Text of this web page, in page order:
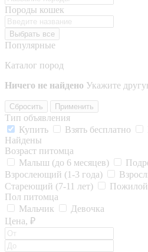
Породы кошек
Выбрать все
Популярные
Каталог пород
Ничего не найдено Укажите
Сбросить Применить
Тип объявления
Купить
Взять бесплатно
Найдены
Возраст питомца
Малыш (до 6 месяцев)
Взрослеющий (1-3 года)
Стареющий (7-11 лет)
Пожилой
Пол питомца
Мальчик
Девочка
Цена, ₽